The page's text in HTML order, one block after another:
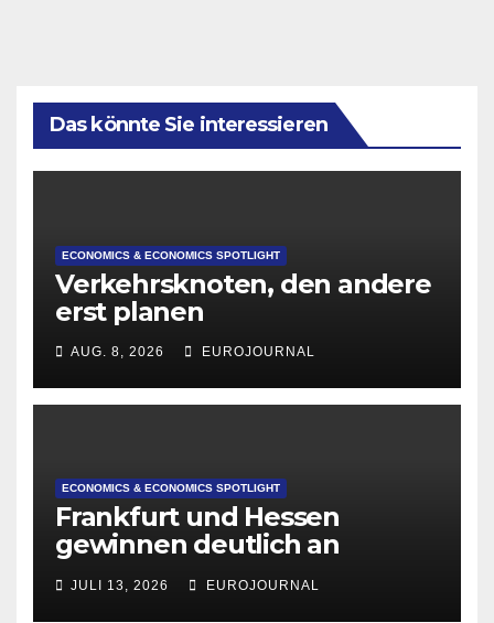
Das könnte Sie interessieren
ECONOMICS & ECONOMICS SPOTLIGHT
Verkehrsknoten, den andere
erst planen
AUG. 8, 2026 EUROJOURNAL
ECONOMICS & ECONOMICS SPOTLIGHT
Frankfurt und Hessen
gewinnen deutlich an
Attraktivität für Startup-
Gründungen
JULI 13, 2026 EUROJOURNAL